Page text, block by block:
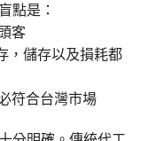
點是：
客
，儲存以及損耗都
符合台灣市場